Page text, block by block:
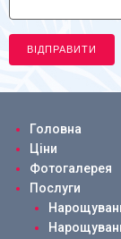
Головна
Ціни
Фотогалерея
Послуги